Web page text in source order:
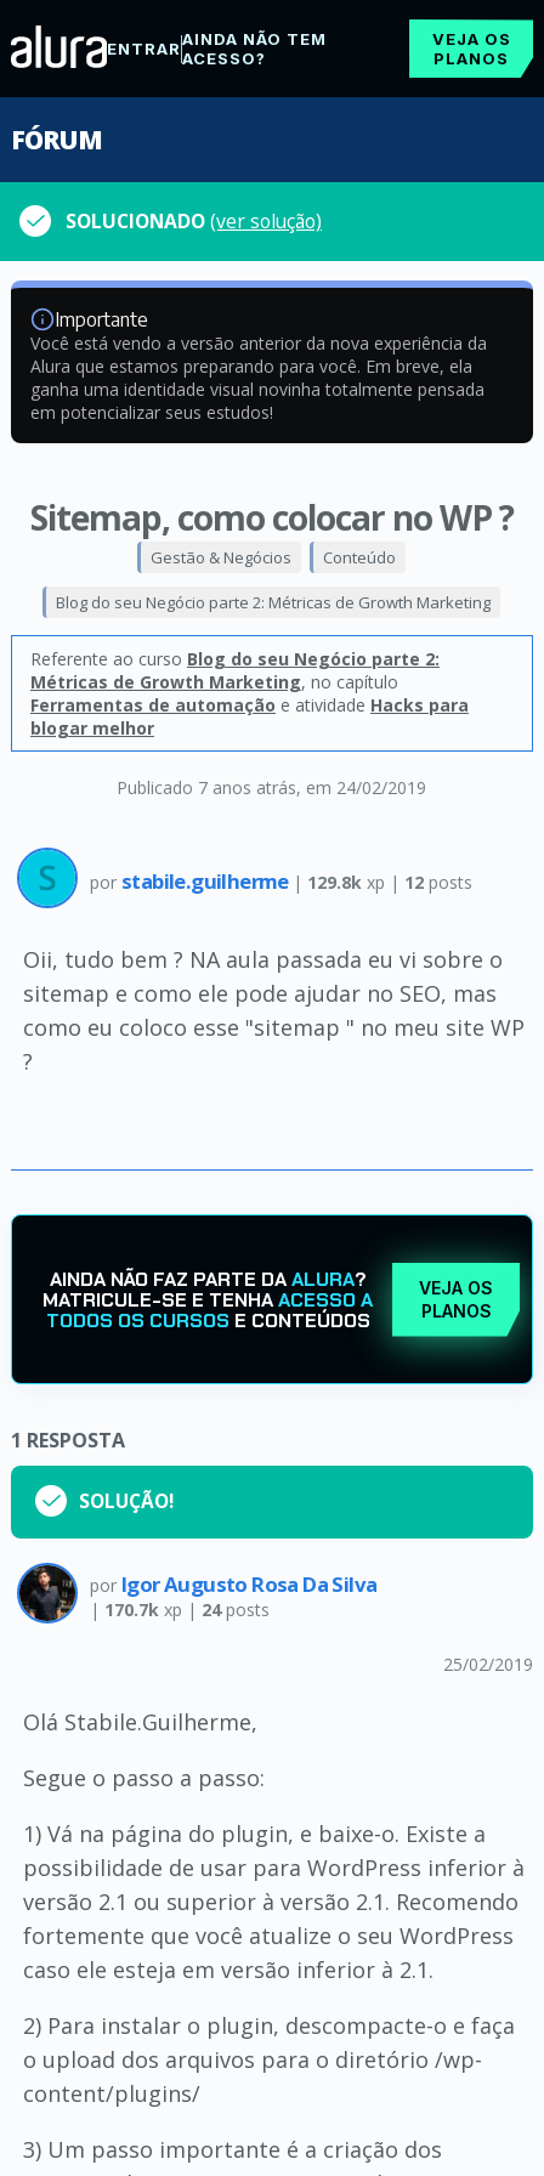
ENTRARAINDA NÃO TEM
ACESSO?
VEJA OS
PLANOS
FÓRUM
SOLUCIONADO(ver solução)
Importante
Você está vendo a versão anterior da nova experiência da
Alura que estamos preparando para você. Em breve, ela
ganha uma identidade visual novinha totalmente pensada
em potencializar seus estudos!
Sitemap, como colocar no WP ?
Publicado 7 anos atrás, em 24/02/2019
Gestão & Negócios Conteúdo
Blog do seu Negócio parte 2: Métricas de Growth Marketing
Referente ao curso Blog do seu Negócio parte 2:
Métricas de Growth Marketing, no capítulo
Ferramentas de automação e atividade Hacks para
blogar melhor
por stabile.guilherme | 129.8k xp | 12 posts
Oii, tudo bem ? NA aula passada eu vi sobre o
sitemap e como ele pode ajudar no SEO, mas
como eu coloco esse "sitemap " no meu site WP
?
AINDA NÃO FAZ PARTE DAALURA?
MATRICULE-SE E TENHAACESSO A
TODOS OS CURSOS E CONTEÚDOS
VEJA OS
PLANOS
1 RESPOSTA
SOLUÇÃO!
por Igor Augusto Rosa Da Silva
| 170.7kxp | 24posts
25/02/2019
Olá Stabile.Guilherme,
Segue o passo a passo:
1) Vá na página do plugin, e baixe-o. Existe a
possibilidade de usar para WordPress inferior à
versão 2.1 ou superior à versão 2.1. Recomendo
fortemente que você atualize o seu WordPress
caso ele esteja em versão inferior à 2.1.
2) Para instalar o plugin, descompacte-o e faça
o upload dos arquivos para o diretório /wp-
content/plugins/
3) Um passo importante é a criação dos